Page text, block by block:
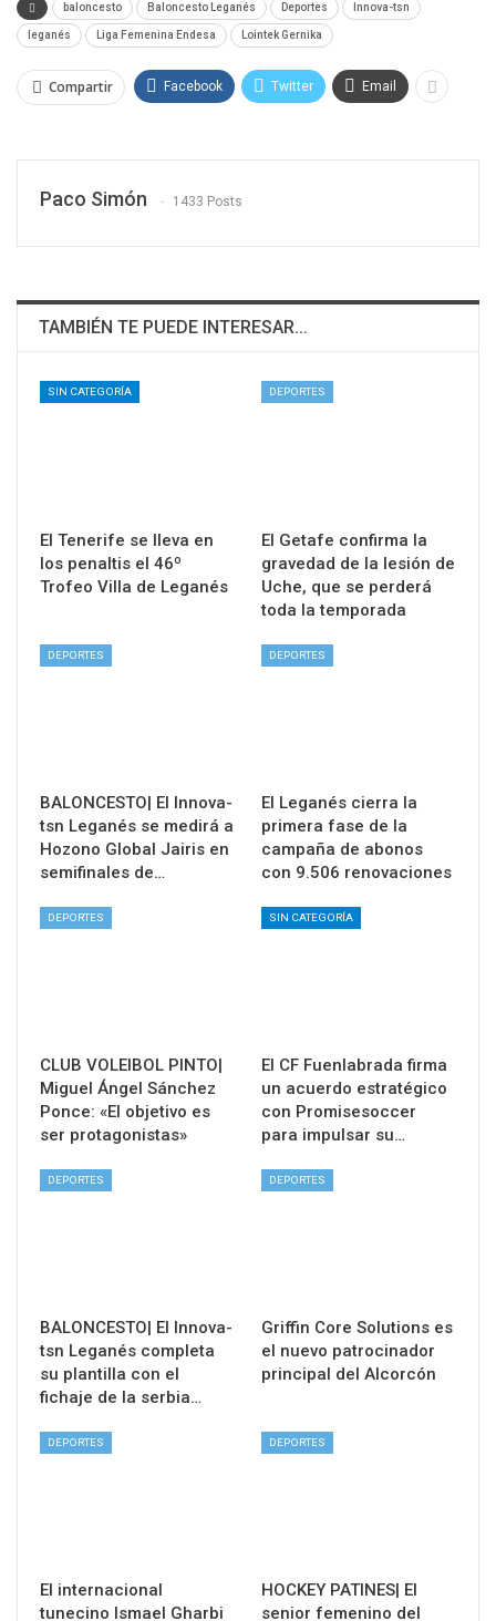
baloncesto Baloncesto Leganés Deportes Innova-tsn
leganés Liga Femenina Endesa Lointek Gernika
Compartir Facebook Twitter Email
Paco Simón 1433 Posts
TAMBIÉN TE PUEDE INTERESAR...
SIN CATEGORÍA
El Tenerife se lleva en
los penaltis el 46º
Trofeo Villa de Leganés
DEPORTES
El Getafe confirma la
gravedad de la lesión de
Uche, que se perderá
toda la temporada
DEPORTES
BALONCESTO| El Innova-
tsn Leganés se medirá a
Hozono Global Jairis en
semifinales de…
DEPORTES
El Leganés cierra la
primera fase de la
campaña de abonos
con 9.506 renovaciones
DEPORTES
CLUB VOLEIBOL PINTO|
Miguel Ángel Sánchez
Ponce: «El objetivo es
ser protagonistas»
SIN CATEGORÍA
El CF Fuenlabrada firma
un acuerdo estratégico
con Promisesoccer
para impulsar su…
DEPORTES
BALONCESTO| El Innova-
tsn Leganés completa
su plantilla con el
fichaje de la serbia…
DEPORTES
Griffin Core Solutions es
el nuevo patrocinador
principal del Alcorcón
DEPORTES
El internacional
tunecino Ismael Gharbi
DEPORTES
HOCKEY PATINES| El
senior femenino del